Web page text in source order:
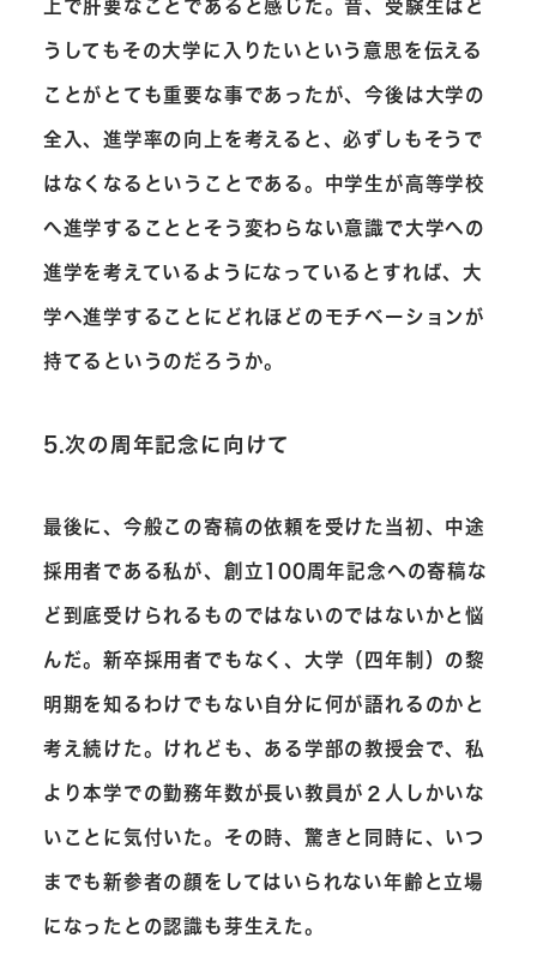
上で肝要なことであると感じた。昔、受験生はど
うしてもその大学に入りたいという意思を伝える
ことがとても重要な事であったが、今後は大学の
全入、進学率の向上を考えると、必ずしもそうで
はなくなるということである。中学生が高等学校
へ進学することとそう変わらない意識で大学への
進学を考えているようになっているとすれば、大
学へ進学することにどれほどのモチベーションが
持てるというのだろうか。
5.次の周年記念に向けて
最後に、今般この寄稿の依頼を受けた当初、中途
採用者である私が、創立100周年記念への寄稿な
ど到底受けられるものではないのではないかと悩
んだ。新卒採用者でもなく、大学（四年制）の黎
明期を知るわけでもない自分に何が語れるのかと
考え続けた。けれども、ある学部の教授会で、私
より本学での勤務年数が長い教員が２人しかいな
いことに気付いた。その時、驚きと同時に、いつ
までも新参者の顔をしてはいられない年齢と立場
になったとの認識も芽生えた。